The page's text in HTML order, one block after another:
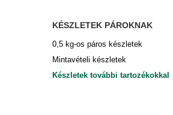
KÉSZLETEK PÁROKNAK
0,5 kg-os páros készletek
Mintavételi készletek
Készletek további tartozékokkal